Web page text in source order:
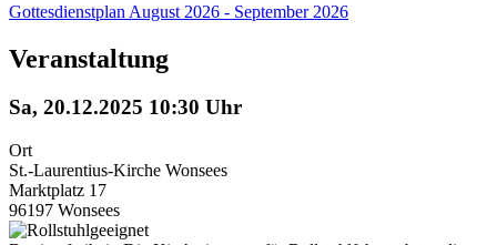
Gottesdienstplan August 2026 - September 2026
Veranstaltung
Sa, 20.12.2025 10:30 Uhr
Ort
St.-Laurentius-Kirche Wonsees
Marktplatz 17
96197 Wonsees